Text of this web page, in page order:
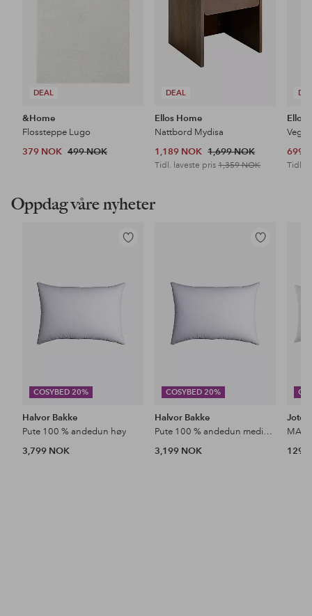
DEAL
&Home
Flossteppe Lugo
379 NOK 499 NOK
DEAL
Ellos Home
Nattbord Mydisa
1,189 NOK 1,699 NOK
Tidl. laveste pris1,359 NOK
Ellos
699
Tidl.
Oppdag våre nyheter
COSYBED 20%
Legg
Halvor Bakke
Pute 100 % andedun høy
3,799 NOK
COSYBED 20%
Legg
Halvor Bakke
Pute 100 % andedun medium
3,199 NOK
Jotex
129